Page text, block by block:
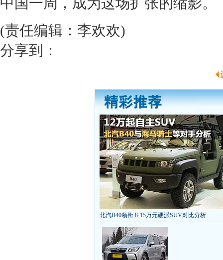
(责任编辑：李欢欢)
分享到：
北汽B40领衔 8-15万元硬派SUV对比分析
丰田推八款低价新车 全新RAV4海外售
第九代雅阁/本田新小SUV
凯越已跌至8折甩卖 6款合资自主车是真的低价